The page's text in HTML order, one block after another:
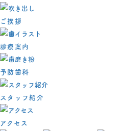
ご挨拶
診療案内
予防歯科
スタッフ紹介
アクセス